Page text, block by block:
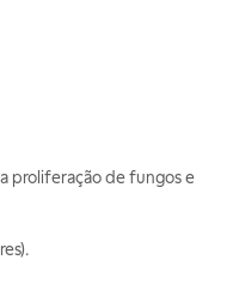
proliferação de fungos e